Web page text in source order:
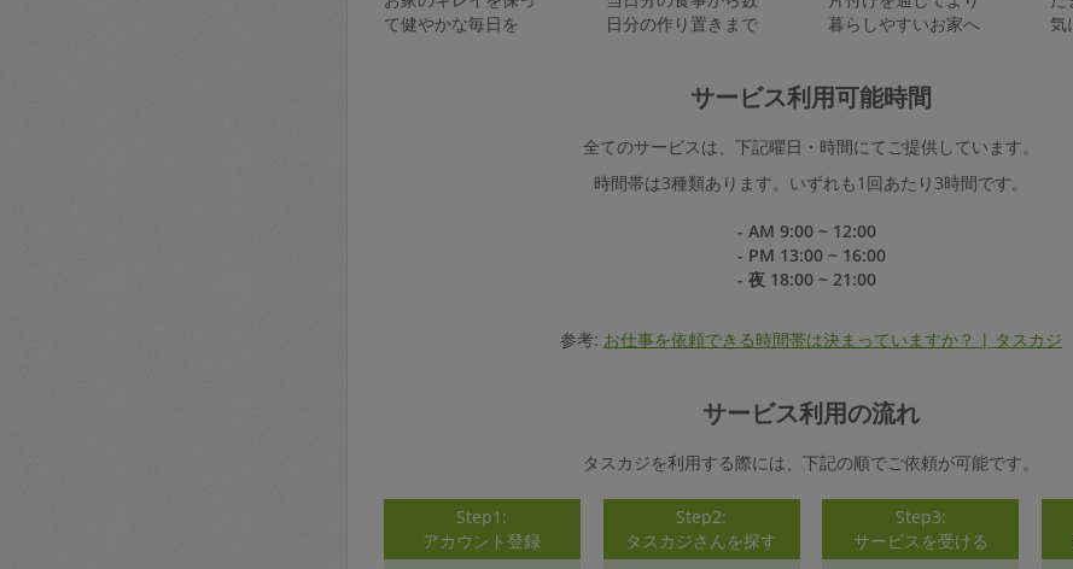
て健やかな毎日を
日分の作り置きまで
暮らしやすいお家へ
気
サービス利用可能時間
全てのサービスは、下記曜日・時間にてご提供しています。
時間帯は3種類あります。いずれも1回あたり3時間です。
- AM 9:00 ~ 12:00
- PM 13:00 ~ 16:00
- 夜 18:00 ~ 21:00
参考: お仕事を依頼できる時間帯は決まっていますか？ | タスカジ
サービス利用の流れ
タスカジを利用する際には、下記の順でご依頼が可能です。
Step1:
アカウント登録
Step2:
タスカジさんを探す
Step3:
サービスを受ける